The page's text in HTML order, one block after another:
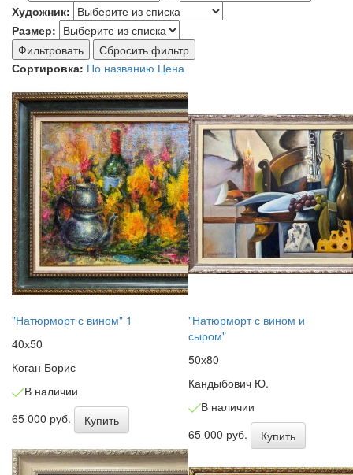
Художник:
Размер:
Фильтровать
Сбросить фильтр
Сортировка: По названию Цена
"Натюрморт с вином" 1
40х50
Коган Борис
В наличии
65 000 руб.
Купить
"Натюрморт с вином и
сыром"
50х80
Кандыбович Ю.
В наличии
65 000 руб.
Купить